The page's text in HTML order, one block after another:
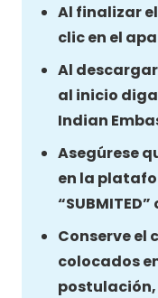
Al finalizar
clic en el
Al
al inicio
Indian
Asegúrese
en la
“SUBMITED”
Conserve el
colocados